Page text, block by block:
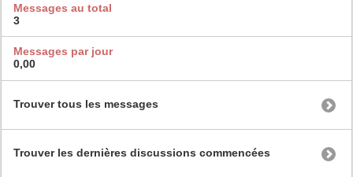
Messages au total
3
Messages par jour
0,00
Trouver tous les messages
Trouver les dernières discussions commencées